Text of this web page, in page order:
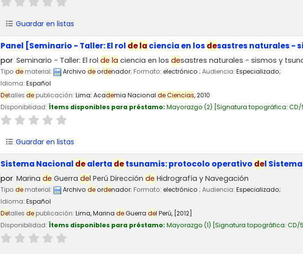
Guardar en listas
Panel [Seminario - Taller: El rol dela ciencia en los desastres naturales -
por Seminario - Taller: El rolde la ciencia en losdesastres naturales - sismos y
Tipo dematerial: Archivo deordenador; Formato: electrónico ; Audiencia: Especializado;
Idioma: Español
Detalles depublicación: Lima: Academia Nacional deCiencias,2010
Disponibilidad: Ítems disponibles para préstamo: Mayorazgo (2) Signatura topográfica: CD/
Guardar en listas
Sistema Nacional dealerta detsunamis: protocolo operativo del
por Marinade Guerradel Perú Direcciónde Hidrografía y Navegación
Tipo de material: Archivo deordenador; Formato: electrónico ; Audiencia: Especializado;
Idioma: Español
Detalles de publicación: Lima,Marina deGuerra del Perú, [2012]
Disponibilidad: Ítems disponibles para préstamo: Mayorazgo (1) Signatura topográfica: CD/